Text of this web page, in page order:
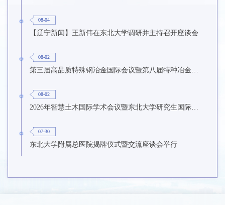
08-04
【辽宁新闻】王新伟在东北大学调研并主持召开座谈会
08-02
08-02
2026年智慧土木国际学术会议暨东北大学研究生国际暑期学校第九期在东北大学召开
07-30
东北大学附属总医院揭牌仪式暨交流座谈会举行